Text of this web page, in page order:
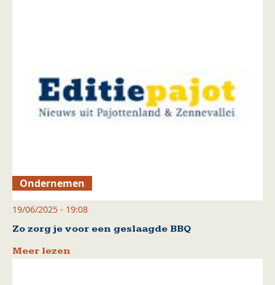
Ondernemen
19/06/2025 - 19:08
Zo zorg je voor een geslaagde BBQ
Meer lezen